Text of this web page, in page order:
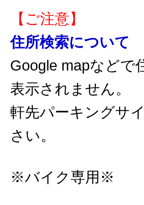
【ご注意】
住所検索について
Google mapなどで
表示されません。
軒先パーキングサ
さい。
※バイク専用※